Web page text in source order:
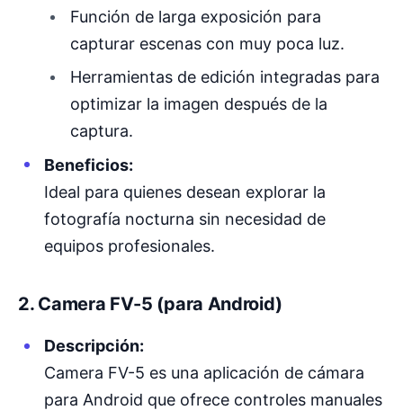
Función de larga exposición para
capturar escenas con muy poca luz.
Herramientas de edición integradas para
optimizar la imagen después de la
captura.
Beneficios:
Ideal para quienes desean explorar la
fotografía nocturna sin necesidad de
equipos profesionales.
2. Camera FV-5 (para Android)
Descripción:
Camera FV-5 es una aplicación de cámara
para Android que ofrece controles manuales